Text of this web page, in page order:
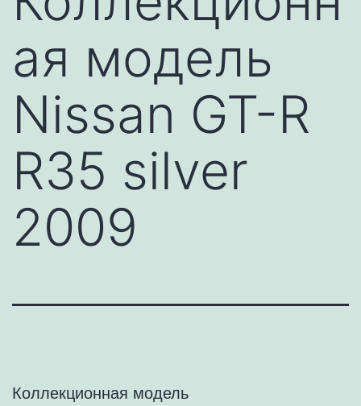
ая модель
Nissan GT-R
R35 silver
2009
Коллекционная модель